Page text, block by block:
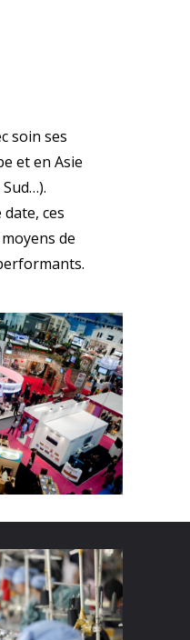
soin ses
et en Asie
ces
de